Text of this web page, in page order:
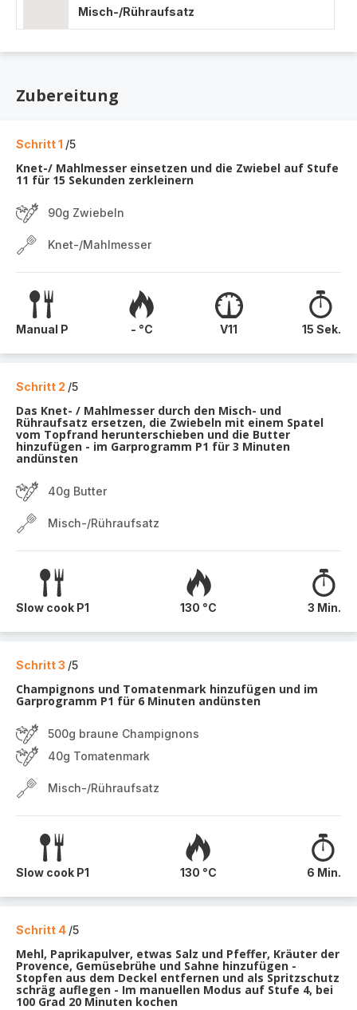
Misch-/Rühraufsatz
Zubereitung
Schritt 1 /5
Knet-/ Mahlmesser einsetzen und die Zwiebel auf Stufe
11 für 15 Sekunden zerkleinern
90g Zwiebeln
Knet-/Mahlmesser
Manual P - °C V11 15 Sek.
Schritt 2 /5
Das Knet- / Mahlmesser durch den Misch- und
Rühraufsatz ersetzen, die Zwiebeln mit einem Spatel
vom Topfrand herunterschieben und die Butter
hinzufügen - im Garprogramm P1 für 3 Minuten
andünsten
40g Butter
Misch-/Rühraufsatz
Slow cook P1 130 °C 3 Min.
Schritt 3 /5
Champignons und Tomatenmark hinzufügen und im
Garprogramm P1 für 6 Minuten andünsten
500g braune Champignons
40g Tomatenmark
Misch-/Rühraufsatz
Slow cook P1 130 °C 6 Min.
Schritt 4 /5
Mehl, Paprikapulver, etwas Salz und Pfeffer, Kräuter der
Provence, Gemüsebrühe und Sahne hinzufügen -
Stopfen aus dem Deckel entfernen und als Spritzschutz
schräg auflegen - Im manuellen Modus auf Stufe 4, bei
100 Grad 20 Minuten kochen